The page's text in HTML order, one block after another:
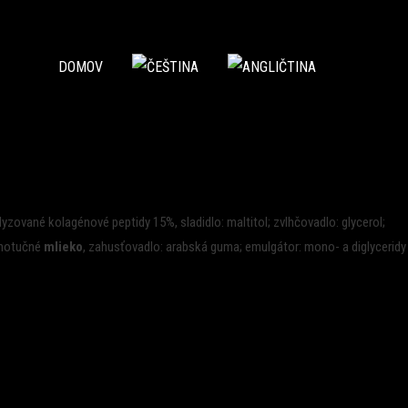
DOMOV
kolagénové peptidy 15%, sladidlo: maltitol; zvlhčovadlo: glycerol;
mlieko, zahusťovadlo: arabská guma; emulgátor: mono- a diglyceridy